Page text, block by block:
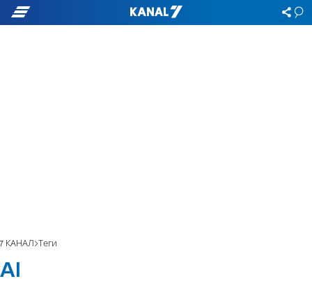
7 КАНАЛ Теги
AI